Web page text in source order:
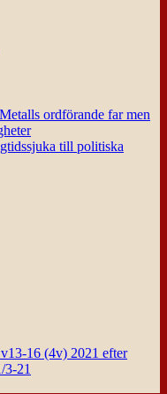
ordförande far men
till politiska
16 (4v) 2021 efter
3-21